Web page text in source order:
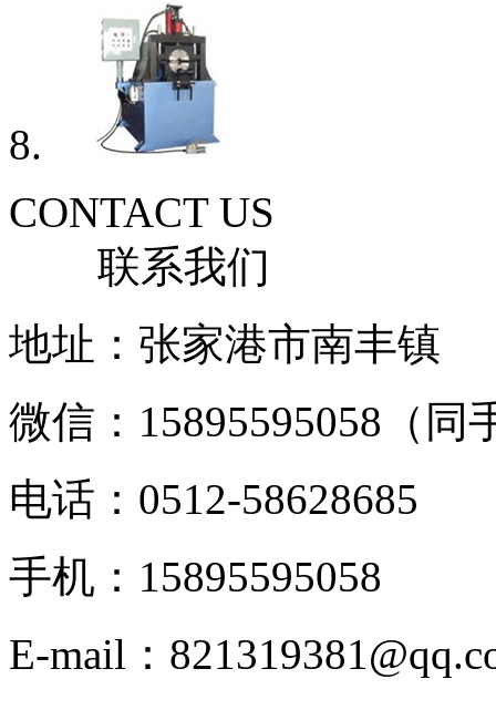
CONTACT US
联系我们
地址：张家港市南丰镇
微信：15895595058（同
电话：0512-58628685
手机：15895595058
E-mail：